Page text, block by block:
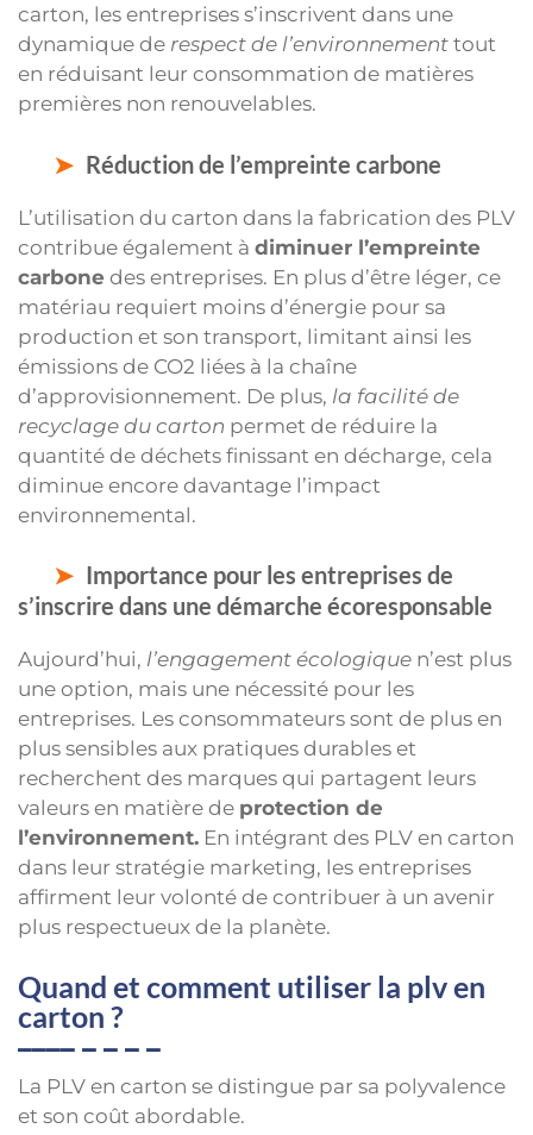
carton, les entreprises s’inscrivent dans une
dynamique de respect de l’environnement tout
en réduisant leur consommation de matières
premières non renouvelables.
Réduction de l’empreinte carbone
L’utilisation du carton dans la fabrication des PLV
contribue également à diminuer l’empreinte
carbone des entreprises. En plus d’être léger, ce
matériau requiert moins d’énergie pour sa
production et son transport, limitant ainsi les
émissions de CO2 liées à la chaîne
d’approvisionnement. De plus, la facilité de
recyclage du carton permet de réduire la
quantité de déchets finissant en décharge, cela
diminue encore davantage l’impact
environnemental.
Importance pour les entreprises de
s’inscrire dans une démarche écoresponsable
Aujourd’hui, l’engagement écologique n’est plus
une option, mais une nécessité pour les
entreprises. Les consommateurs sont de plus en
plus sensibles aux pratiques durables et
recherchent des marques qui partagent leurs
valeurs en matière de protection de
l’environnement. En intégrant des PLV en carton
dans leur stratégie marketing, les entreprises
affirment leur volonté de contribuer à un avenir
plus respectueux de la planète.
Quand et comment utiliser la plv en
carton ?
La PLV en carton se distingue par sa polyvalence
et son coût abordable.